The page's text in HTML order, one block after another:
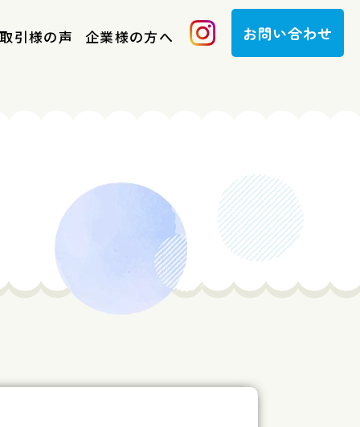
引様の声 企業様の方へ お問い合わせ